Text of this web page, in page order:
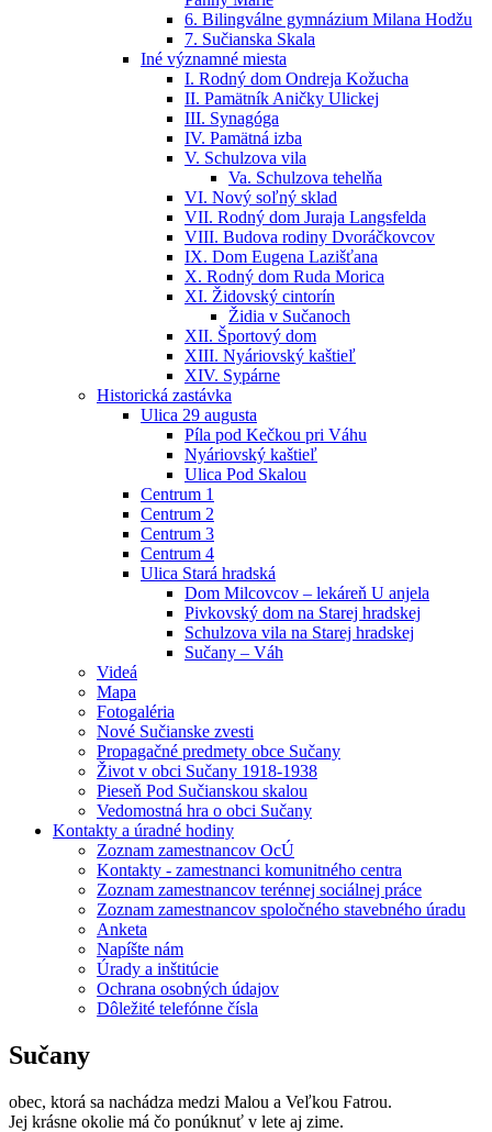
6. Bilingválne gymnázium Milana Hodžu
7. Sučianska Skala
Iné významné miesta
I. Rodný dom Ondreja Kožucha
II. Pamätník Aničky Ulickej
III. Synagóga
IV. Pamätná izba
V. Schulzova vila
Va. Schulzova tehelňa
VI. Nový soľný sklad
VII. Rodný dom Juraja Langsfelda
VIII. Budova rodiny Dvoráčkovcov
IX. Dom Eugena Lazišťana
X. Rodný dom Ruda Morica
XI. Židovský cintorín
Židia v Sučanoch
XII. Športový dom
XIII. Nyáriovský kaštieľ
XIV. Sypárne
Historická zastávka
Ulica 29 augusta
Píla pod Kečkou pri Váhu
Nyáriovský kaštieľ
Ulica Pod Skalou
Centrum 1
Centrum 2
Centrum 3
Centrum 4
Ulica Stará hradská
Dom Milcovcov – lekáreň U anjela
Pivkovský dom na Starej hradskej
Schulzova vila na Starej hradskej
Sučany – Váh
Videá
Mapa
Fotogaléria
Nové Sučianske zvesti
Propagačné predmety obce Sučany
Život v obci Sučany 1918-1938
Pieseň Pod Sučianskou skalou
Vedomostná hra o obci Sučany
Kontakty a úradné hodiny
Zoznam zamestnancov OcÚ
Kontakty - zamestnanci komunitného centra
Zoznam zamestnancov terénnej sociálnej práce
Zoznam zamestnancov spoločného stavebného úradu
Anketa
Napíšte nám
Úrady a inštitúcie
Ochrana osobných údajov
Dôležité telefónne čísla
Sučany
obec, ktorá sa nachádza medzi Malou a Veľkou Fatrou.
Jej krásne okolie má čo ponúknuť v lete aj zime.